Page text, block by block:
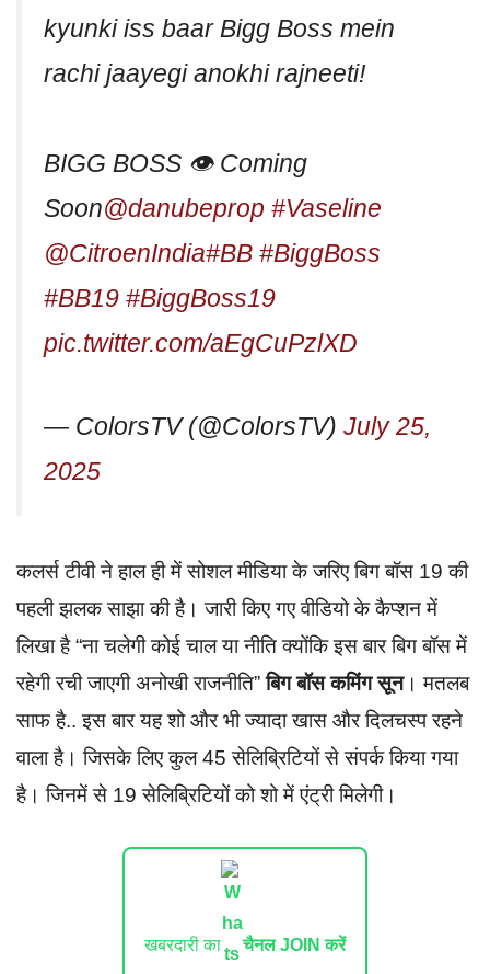
kyunki iss baar Bigg Boss mein
rachi jaayegi anokhi rajneeti!
BIGG BOSS 👁 Coming
Soon@danubeprop #Vaseline
@CitroenIndia#BB #BiggBoss
#BB19 #BiggBoss19
pic.twitter.com/aEgCuPzlXD
— ColorsTV (@ColorsTV) July 25,
2025
कलर्स टीवी ने हाल ही में सोशल मीडिया के जरिए बिग बॉस 19 की
पहली झलक साझा की है। जारी किए गए वीडियो के कैप्शन में
लिखा है “ना चलेगी कोई चाल या नीति क्योंकि इस बार बिग बॉस में
रहेगी रची जाएगी अनोखी राजनीति”बिग बॉस कमिंग सून। मतलब
साफ है.. इस बार यह शो और भी ज्यादा खास और दिलचस्प रहने
वाला है। जिसके लिए कुल 45 सेलिब्रिटियों से संपर्क किया गया
है। जिनमें से 19 सेलिब्रिटियों को शो में एंट्री मिलेगी।
खबरदारी का चैनल JOIN करें